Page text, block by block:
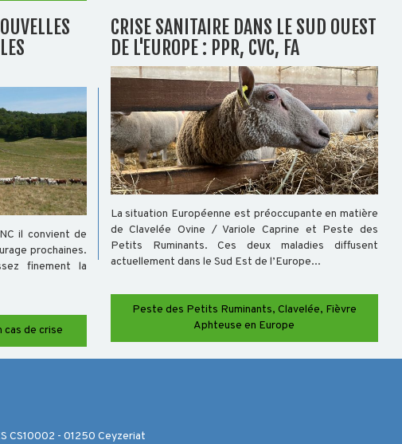
il convient de
prochaines.
finement la
cas de crise
CRISE SANITAIRE DANS LE SUD OUEST
DE L'EUROPE : PPR, CVC, FA
La situation Européenne est préoccupante en matière
de Clavelée Ovine / Variole Caprine et Peste des
Petits Ruminants. Ces deux maladies diffusent
actuellement dans le Sud Est de l’Europe...
Peste des Petits Ruminants, Clavelée, Fièvre
Aphteuse en Europe
CS10002 - 01250 Ceyzeriat